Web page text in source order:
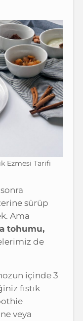
Ezmesi Tarifi
sürüp
Ama
tohumu,
de
içinde 3
fıstık
veya